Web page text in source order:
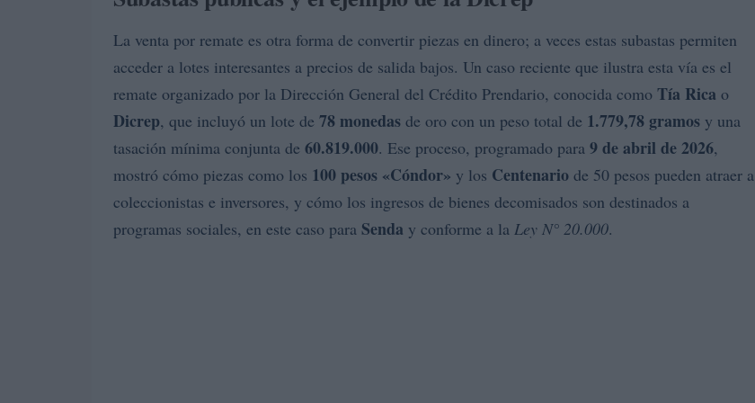
La venta por remate es otra forma de convertir piezas en dinero; a veces estas subastas permiten
acceder a lotes interesantes a precios de salida bajos. Un caso reciente que ilustra esta vía es el
remate organizado por la Dirección General del Crédito Prendario, conocida como Tía Rica o
Dicrep, que incluyó un lote de 78 monedas de oro con un peso total de 1.779,78 gramos y una
tasación mínima conjunta de 60.819.000. Ese proceso, programado para 9 de abril de 2026,
mostró cómo piezas como los 100 pesos «Cóndor» y los Centenario de 50 pesos pueden atraer a
coleccionistas e inversores, y cómo los ingresos de bienes decomisados son destinados a
programas sociales, en este caso para Senda y conforme a la Ley N° 20.000.